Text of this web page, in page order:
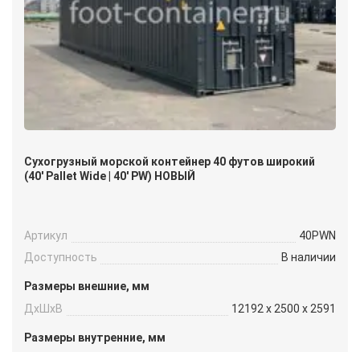
Сухогрузный морской контейнер 40 футов широкий
(40′ Pallet Wide | 40′ PW) НОВЫЙ
Артикул
40PWN
Доступность
В наличии
Размеры внешние, мм
ДxШxВ
12192 x 2500 x 2591
Размеры внутренние, мм